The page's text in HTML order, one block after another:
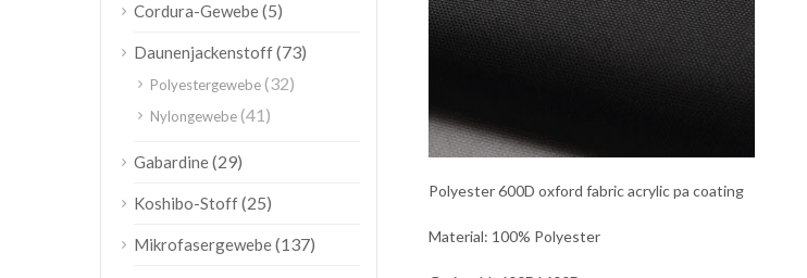
Polyester 600D oxford fabric acrylic pa coating
Material: 100% Polyester
Cordura-Gewebe(5)
Daunenjackenstoff(73)
Polyestergewebe(32)
Nylongewebe(41)
Gabardine(29)
Koshibo-Stoff(25)
Mikrofasergewebe(137)